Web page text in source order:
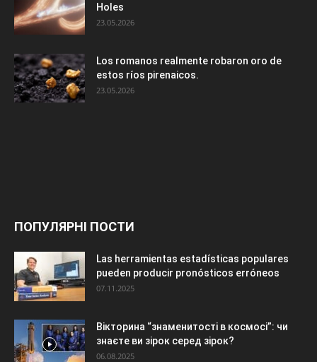
Holes
23.05.2026
Los romanos realmente robaron oro de
estos ríos pirenaicos.
23.05.2026
ПОПУЛЯРНІ ПОСТИ
Las herramientas estadísticas populares
pueden producir pronósticos erróneos
07.11.2025
Вікторина “знаменитості в космосі”: чи
знаєте ви зірок серед зірок?
06.08.2025